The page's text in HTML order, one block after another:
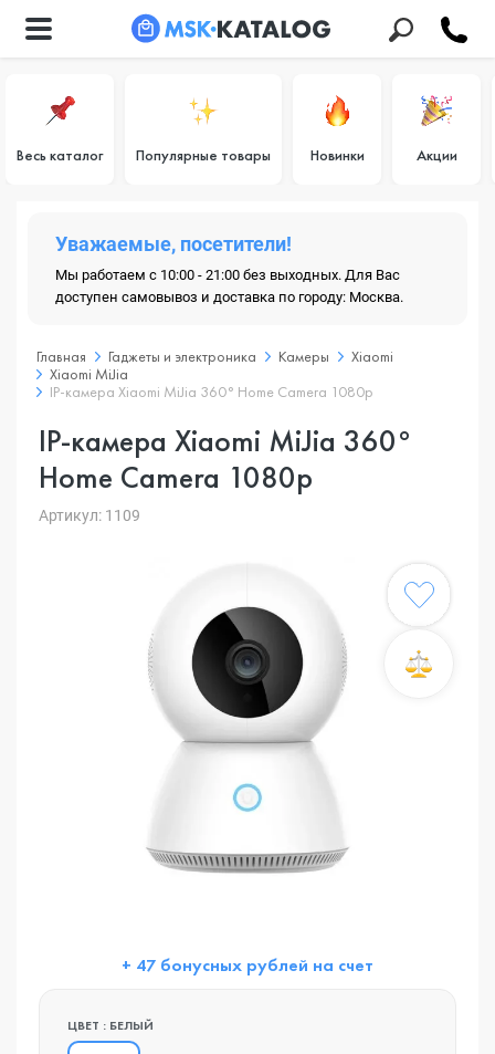
Весь каталог Популярные товары Новинки Акции
Уважаемые, посетители!
Мы работаем с 10:00 - 21:00 без выходных. Для Вас
доступен самовывоз и доставка по городу: Москва.
Главная Гаджеты и электроника Камеры
Xiaomi
Xiaomi MiJia
IP-камера Xiaomi MiJia 360° Home Camera 1080p
IP-камера Xiaomi MiJia 360°
Home Camera 1080p
Артикул: 1109
+ 47 бонусных рублей на счет
ЦВЕТ : БЕЛЫЙ